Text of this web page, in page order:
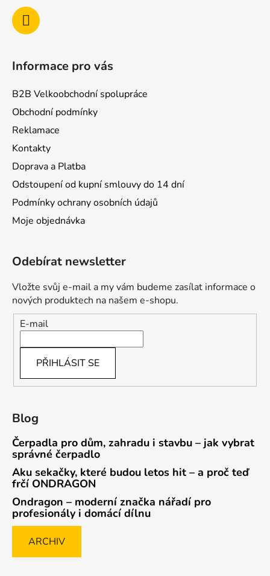
Informace pro vás
B2B Velkoobchodní spolupráce
Obchodní podmínky
Reklamace
Kontakty
Doprava a Platba
Odstoupení od kupní smlouvy do 14 dní
Podmínky ochrany osobních údajů
Moje objednávka
Odebírat newsletter
Vložte svůj e-mail a my vám budeme zasílat informace o
nových produktech na našem e-shopu.
E-mail
PŘIHLÁSIT SE
Blog
Čerpadla pro dům, zahradu i stavbu – jak vybrat
správné čerpadlo
Aku sekačky, které budou letos hit – a proč teď
frčí ONDRAGON
Ondragon – moderní značka nářadí pro
profesionály i domácí dílnu
ARCHIV